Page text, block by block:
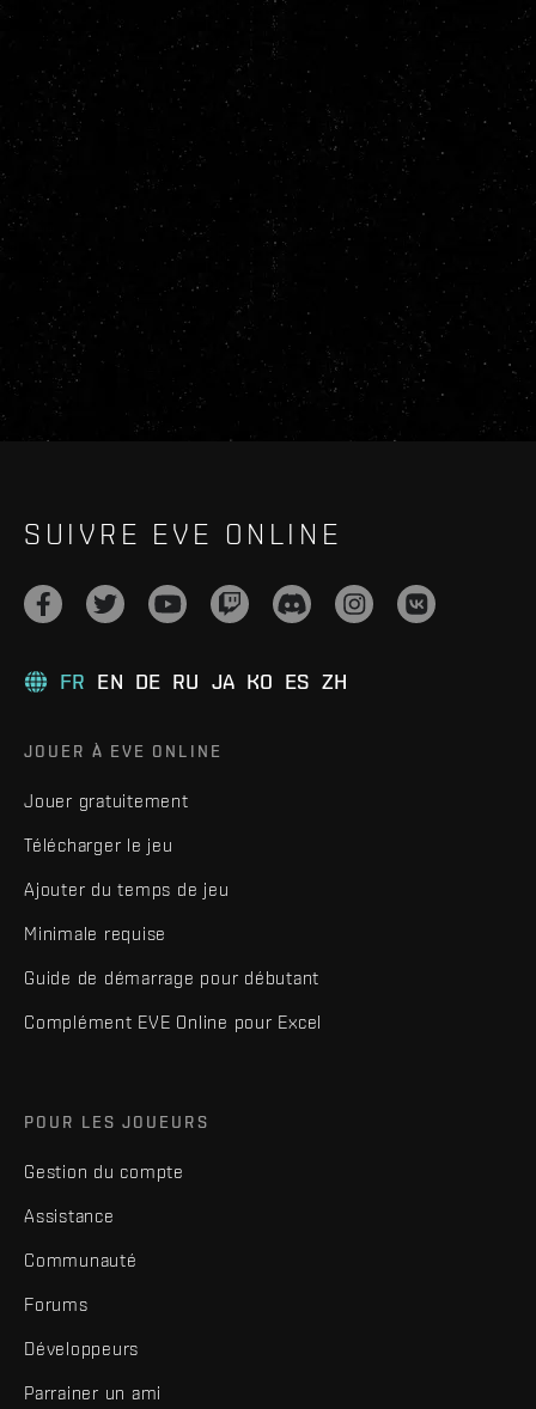
SUIVRE EVE ONLINE
FR EN DE RU JA KO ES ZH
JOUER À EVE ONLINE
Jouer gratuitement
Télécharger le jeu
Ajouter du temps de jeu
Minimale requise
Guide de démarrage pour débutant
Complément EVE Online pour Excel
POUR LES JOUEURS
Gestion du compte
Assistance
Communauté
Forums
Développeurs
Parrainer un ami